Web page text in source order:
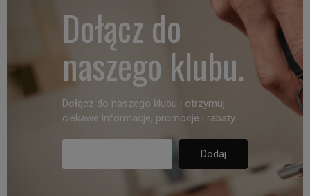
Dołącz do
naszego klubu.
Dołącz do naszego klubu i otrzymuj
ciekawe informacje, promocje i rabaty.